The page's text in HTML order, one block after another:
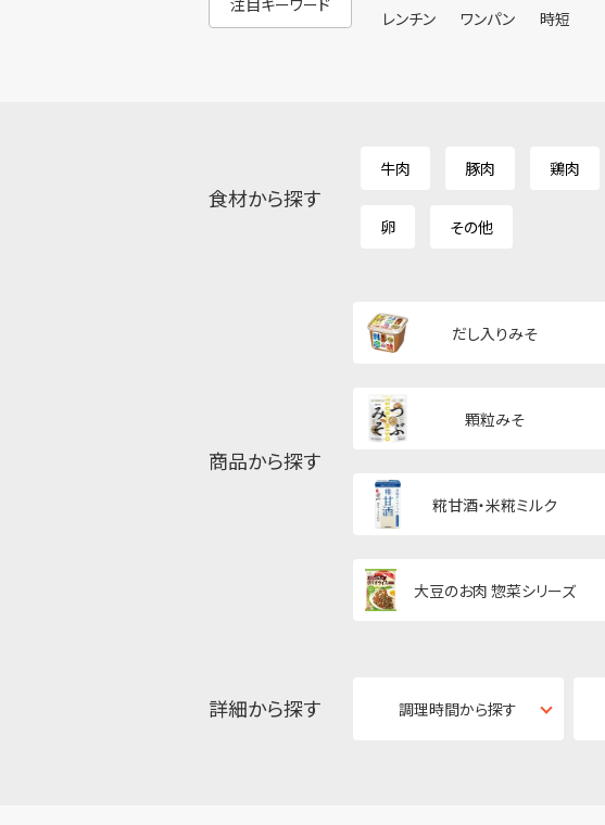
注目キーワード
レンチン
ワンパン 時短
食材から探す
牛肉 豚肉 鶏肉
卵 その他
商品から探す
だし入りみそ
顆粒みそ
糀甘酒・米糀ミルク
大豆のお肉 惣菜シリーズ
詳細から探す 調理時間から探す